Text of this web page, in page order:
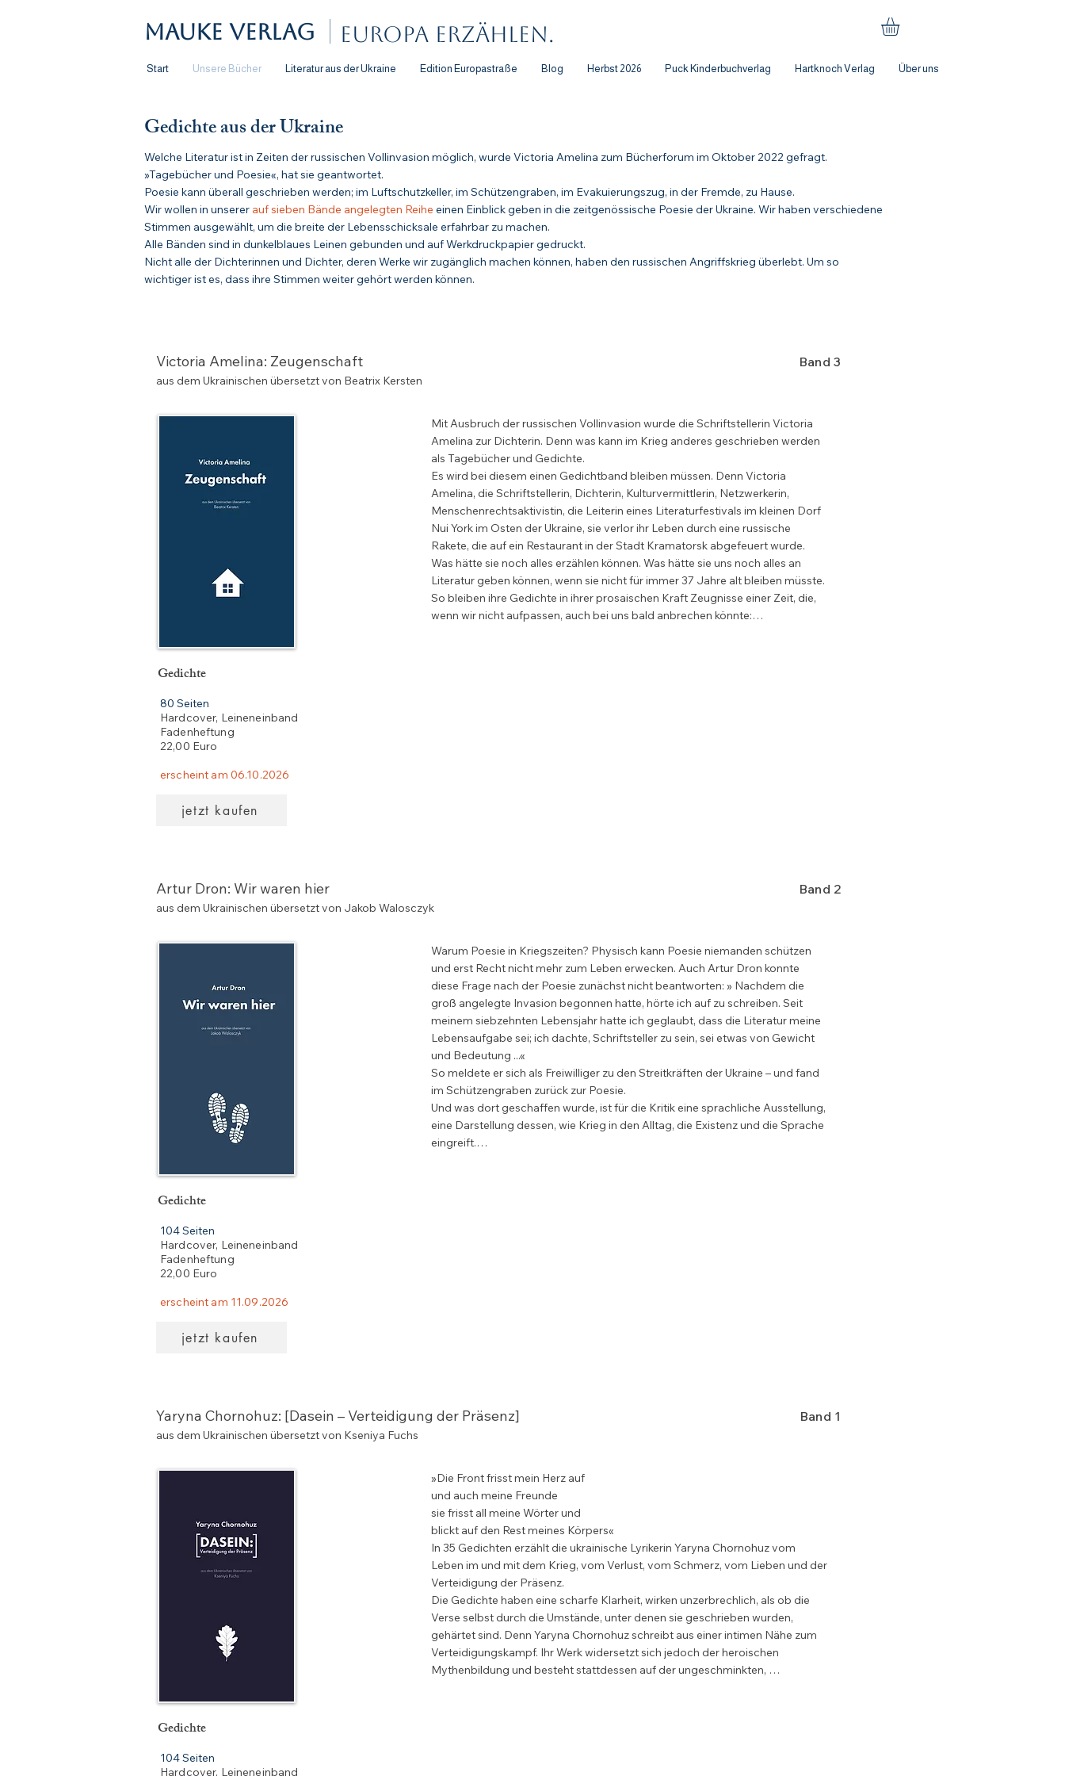
Mauke Verlag Europa erzählen.
Start Unsere Bücher Literatur aus der Ukraine Edition Europastraße Blog Herbst 2026 Puck Kinderbuchverlag Hartknoch Verlag Über uns
Gedichte aus der Ukraine
Welche Literatur ist in Zeiten der russischen Vollinvasion möglich, wurde Victoria Amelina zum Bücherforum im Oktober 2022 gefragt.
»Tagebücher und Poesie«, hat sie geantwortet.
Poesie kann überall geschrieben werden; im Luftschutzkeller, im Schützengraben, im Evakuierungszug, in der Fremde, zu Hause.
Wir wollen in unserer auf sieben Bände angelegten Reihe einen Einblick geben in die zeitgenössische Poesie der Ukraine. Wir haben verschiedene
Stimmen ausgewählt, um die breite der Lebensschicksale erfahrbar zu machen.
Alle Bänden sind in dunkelblaues Leinen gebunden und auf Werkdruckpapier gedruckt.
Nicht alle der Dichterinnen und Dichter, deren Werke wir zugänglich machen können, haben den russischen Angriffskrieg überlebt. Um so
wichtiger ist es, dass ihre Stimmen weiter gehört werden können.
Victoria Amelina: Zeugenschaft
aus dem Ukrainischen übersetzt von Beatrix Kersten
Band 3
Mit Ausbruch der russischen Vollinvasion wurde die Schriftstellerin Victoria
Amelina zur Dichterin. Denn was kann im Krieg anderes geschrieben werden
als Tagebücher und Gedichte.
Es wird bei diesem einen Gedichtband bleiben müssen. Denn Victoria
Amelina, die Schriftstellerin, Dichterin, Kulturvermittlerin, Netzwerkerin,
Menschenrechtsaktivistin, die Leiterin eines Literaturfestivals im kleinen Dorf
Nui York im Osten der Ukraine, sie verlor ihr Leben durch eine russische
Rakete, die auf ein Restaurant in der Stadt Kramatorsk abgefeuert wurde.
Was hätte sie noch alles erzählen können. Was hätte sie uns noch alles an
Literatur geben können, wenn sie nicht für immer 37 Jahre alt bleiben müsste.
So bleiben ihre Gedichte in ihrer prosaischen Kraft Zeugnisse einer Zeit, die,
wenn wir nicht aufpassen, auch bei uns bald anbrechen könnte:
Gedichte
80 Seiten
Hardcover, Leineneinband
Fadenheftung
22,00 Euro
erscheint am 06.10.2026
jetzt kaufen
Artur Dron: Wir waren hier
aus dem Ukrainischen übersetzt von Jakob Walosczyk
Band 2
Warum Poesie in Kriegszeiten? Physisch kann Poesie niemanden schützen
und erst Recht nicht mehr zum Leben erwecken. Auch Artur Dron konnte
diese Frage nach der Poesie zunächst nicht beantworten: » Nachdem die
groß angelegte Invasion begonnen hatte, hörte ich auf zu schreiben. Seit
meinem siebzehnten Lebensjahr hatte ich geglaubt, dass die Literatur meine
Lebensaufgabe sei; ich dachte, Schriftsteller zu sein, sei etwas von Gewicht
und Bedeutung ...«
So meldete er sich als Freiwilliger zu den Streitkräften der Ukraine – und fand
im Schützengraben zurück zur Poesie.
Und was dort geschaffen wurde, ist für die Kritik eine sprachliche Ausstellung,
eine Darstellung dessen, wie Krieg in den Alltag, die Existenz und die Sprache
eingreift.
Gedichte
104 Seiten
Hardcover, Leineneinband
Fadenheftung
22,00 Euro
erscheint am 11.09.2026
jetzt kaufen
Yaryna Chornohuz: [Dasein – Verteidigung der Präsenz]
aus dem Ukrainischen übersetzt von Kseniya Fuchs
Band 1
»Die Front frisst mein Herz auf
und auch meine Freunde
sie frisst all meine Wörter und
blickt auf den Rest meines Körpers«
In 35 Gedichten erzählt die ukrainische Lyrikerin Yaryna Chornohuz vom
Leben im und mit dem Krieg, vom Verlust, vom Schmerz, vom Lieben und der
Verteidigung der Präsenz.
Die Gedichte haben eine scharfe Klarheit, wirken unzerbrechlich, als ob die
Verse selbst durch die Umstände, unter denen sie geschrieben wurden,
gehärtet sind. Denn Yaryna Chornohuz schreibt aus einer intimen Nähe zum
Verteidigungskampf. Ihr Werk widersetzt sich jedoch der heroischen
Mythenbildung und besteht stattdessen auf der ungeschminkten,
Gedichte
104 Seiten
Hardcover, Leineneinband